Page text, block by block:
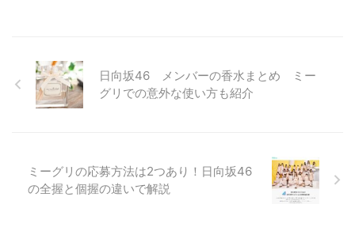
日向坂46 メンバーの香水まとめ ミー
グリでの意外な使い方も紹介
ミーグリの応募方法は2つあり！日向坂46
の全握と個握の違いで解説